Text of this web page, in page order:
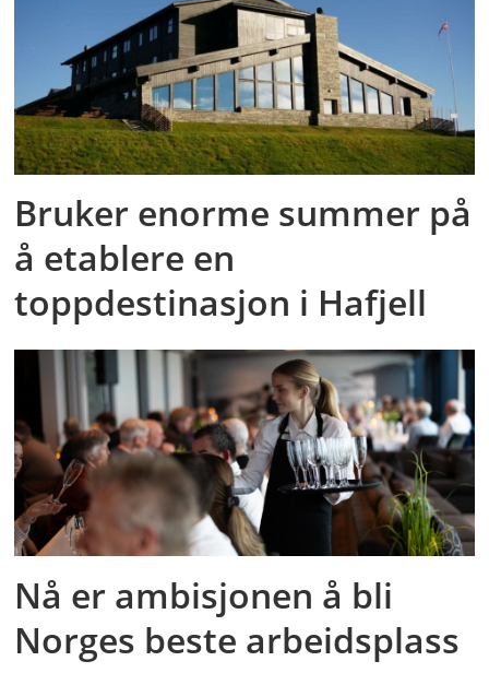
Bruker enorme summer på
å etablere en
toppdestinasjon i Hafjell
Nå er ambisjonen å bli
Norges beste arbeidsplass